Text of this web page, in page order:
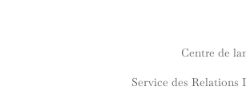
Centre de
Service des Relations